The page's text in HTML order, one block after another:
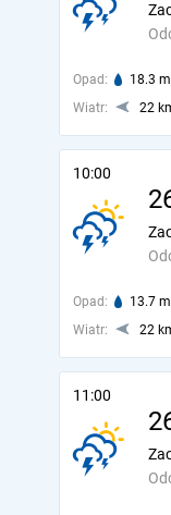
Opad: 18.3
Wiatr:
22
10:00
Opad: 13.7
Wiatr:
22
11:00